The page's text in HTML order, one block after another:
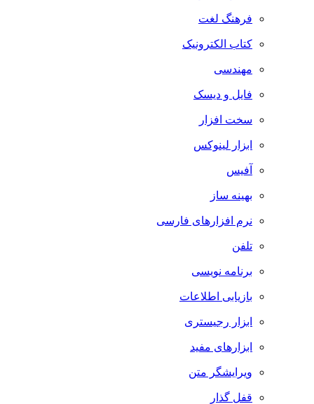
فرهنگ لغت
کتاب الکترونیک
مهندسی
فایل و دیسک
سخت افزار
ابزار لینوکس
آفیس
بهینه ساز
نرم افزارهای فارسی
تلفن
برنامه نویسی
بازیابی اطلاعات
ابزار رجیستری
ابزارهای مفید
ویرایشگر متن
قفل گذار